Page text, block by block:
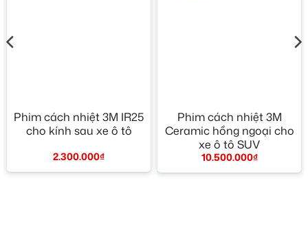
Phim cách nhiệt 3M IR25
cho kính sau xe ô tô
2.300.000₫
Phim cách nhiệt 3M
Ceramic hồng ngoại cho
xe ô tô SUV
10.500.000₫